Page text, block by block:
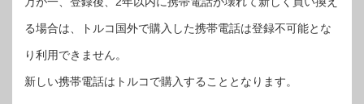
る場合は、トルコ国外で購入した携帯電話は登録不可能とな
り利用できません。
新しい携帯電話はトルコで購入することとなります。